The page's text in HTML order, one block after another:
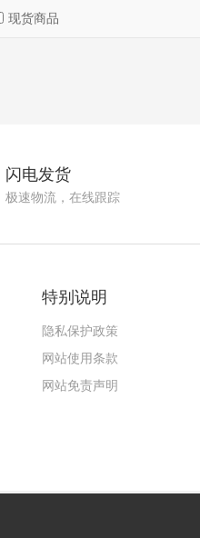
现货商品
闪电发货
极速物流，在线跟踪
特别说明
隐私保护政策
网站使用条款
网站免责声明